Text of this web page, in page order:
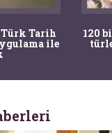
Tarih
ile
120